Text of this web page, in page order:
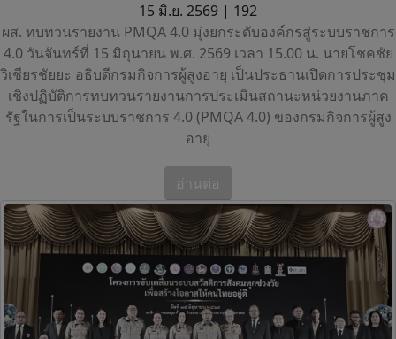
15 มิ.ย. 2569 | 192
ผส. ทบทวนรายงาน PMQA 4.0 มุ่งยกระดับองค์กรสู่ระบบราชการ
4.0 วันจันทร์ที่ 15 มิถุนายน พ.ศ. 2569 เวลา 15.00 น. นายโชคชัย
วิเชียรชัยยะ อธิบดีกรมกิจการผู้สูงอายุ เป็นประธานเปิดการประชุม
เชิงปฏิบัติการทบทวนรายงานการประเมินสถานะหน่วยงานภาค
รัฐในการเป็นระบบราชการ 4.0 (PMQA 4.0) ของกรมกิจการผู้สูง
อายุ
อ่านต่อ